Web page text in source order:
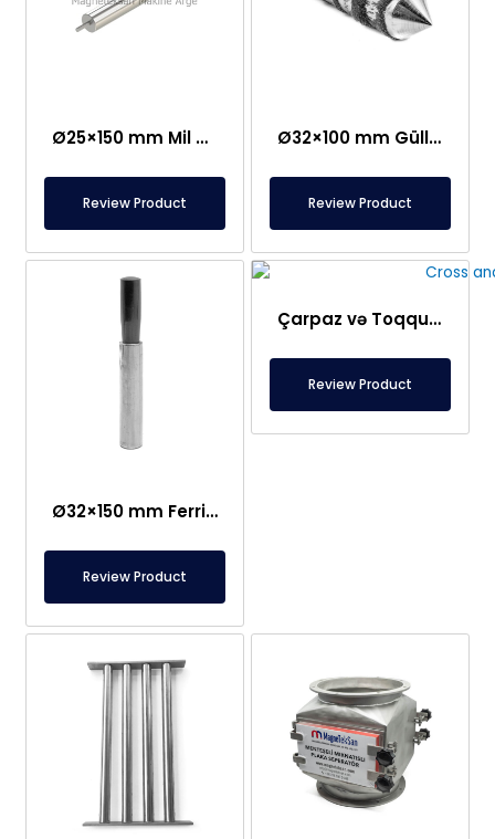
Ø25×150 mm Mil Bağlantılı Çubuq Maqnit – Güllə Tipli Başlıq
Review Product
Ø32×100 mm Güllə Tipli Neodim Çubuq Maqnit
Review Product
Ø32×150 mm Ferrit Çubuq Maqnit 300 Oksid
Review Product
Çarpaz və Toqquşma Tipli Maqnit Şəbəkə Ayırıcısı – Fərdi Dizayn
Review Product